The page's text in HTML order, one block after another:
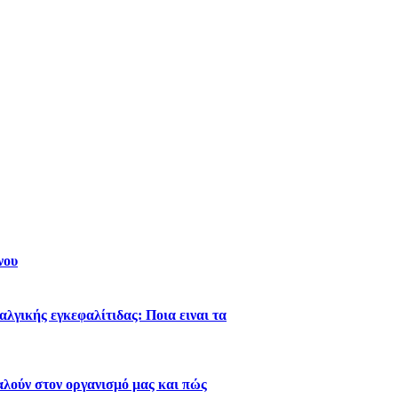
εγκεφαλίτιδας: Ποια ειναι τα
στον οργανισμό μας και πώς